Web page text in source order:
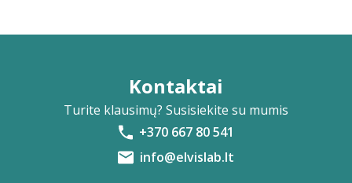
Kontaktai
Turite klausimų? Susisiekite su mumis
+370 667 80 541
info@elvislab.lt